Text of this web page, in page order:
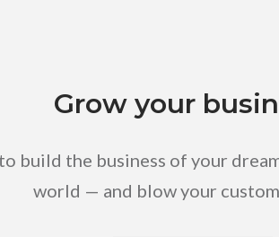
Grow your
build the business of your
world — and blow your